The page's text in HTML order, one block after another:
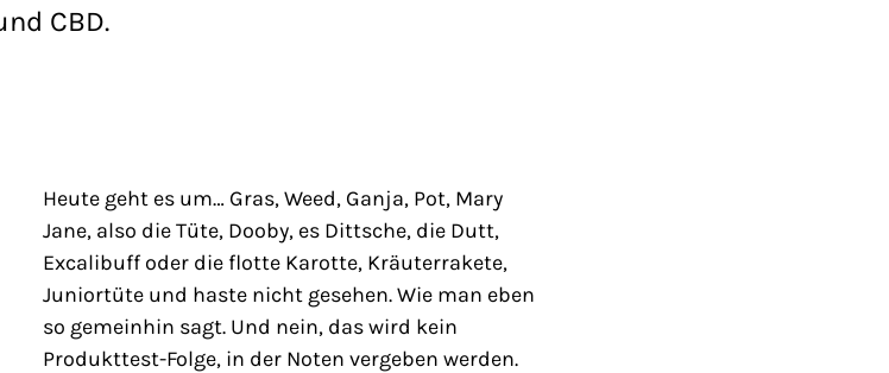
CBD.
Heute geht es um… Gras, Weed, Ganja, Pot, Mary
Jane, also die Tüte, Dooby, es Dittsche, die Dutt,
Excalibuff oder die flotte Karotte, Kräuterrakete,
Juniortüte und haste nicht gesehen. Wie man eben
so gemeinhin sagt. Und nein, das wird kein
Produkttest-Folge, in der Noten vergeben werden.